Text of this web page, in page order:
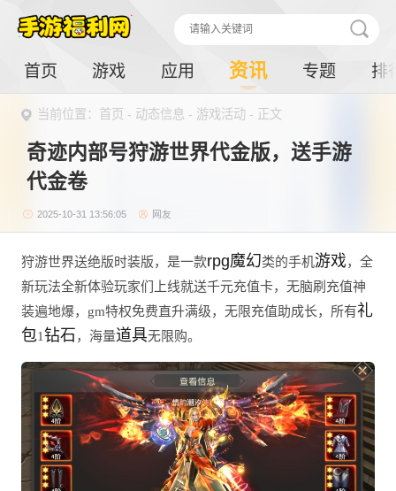
首页 游戏 应用 资讯 专题 排
当前位置： 首页 - 动态信息 - 游戏活动 - 正文
奇迹内部号狩游世界代金版，送手游
代金卷
2025-10-31 13:56:05 网友
狩游世界送绝版时装版，是一款rpg魔幻类的手机游戏，全
新玩法全新体验玩家们上线就送千元充值卡，无脑刷充值神
装遍地爆，gm特权免费直升满级，无限充值助成长，所有礼
包1钻石 ，海量道具无限购。